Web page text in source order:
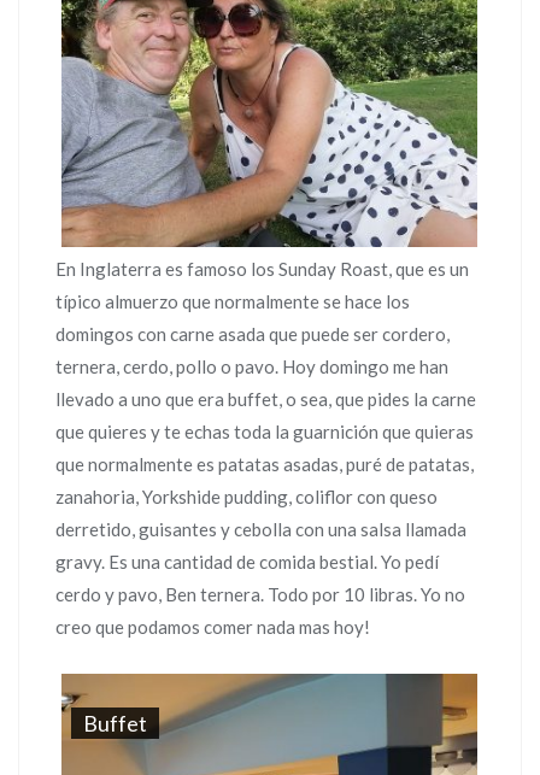
En Inglaterra es famoso los Sunday Roast, que es un
típico almuerzo que normalmente se hace los
domingos con carne asada que puede ser cordero,
ternera, cerdo, pollo o pavo. Hoy domingo me han
llevado a uno que era buffet, o sea, que pides la carne
que quieres y te echas toda la guarnición que quieras
que normalmente es patatas asadas, puré de patatas,
zanahoria, Yorkshide pudding, coliflor con queso
derretido, guisantes y cebolla con una salsa llamada
gravy. Es una cantidad de comida bestial. Yo pedí
cerdo y pavo, Ben ternera. Todo por 10 libras. Yo no
creo que podamos comer nada mas hoy!
Buffet